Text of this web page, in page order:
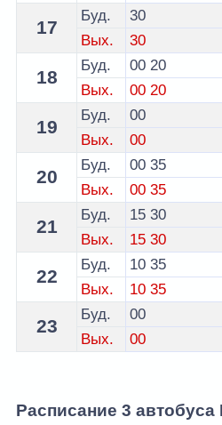
17
Буд.
30
Вых.
30
18
Буд. 00 20
Вых.
00 20
19
Буд.
00
Вых.
00
20
Буд. 00 35
Вых.
00 35
21
Буд. 15 30
Вых.
15 30
22
Буд. 10 35
Вых.
10 35
23
Буд.
00
Вых.
00
Расписание 3 автобуса